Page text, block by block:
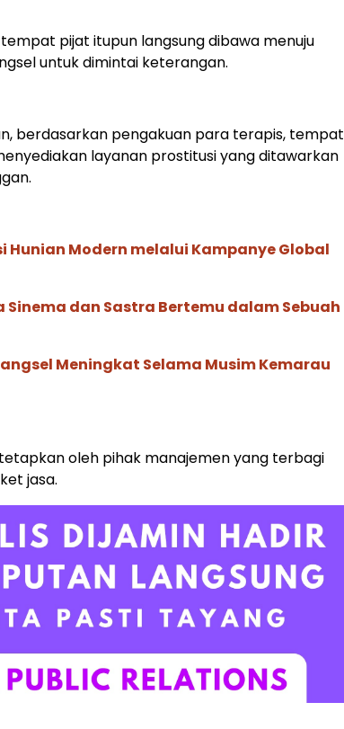
pijat itupun langsung dibawa menuju
untuk dimintai keterangan.
berdasarkan pengakuan para terapis, tempat
layanan prostitusi yang ditawarkan
Hunian Modern melalui Kampanye Global
Sinema dan Sastra Bertemu dalam Sebuah
Meningkat Selama Musim Kemarau
oleh pihak manajemen yang terbagi
jasa.